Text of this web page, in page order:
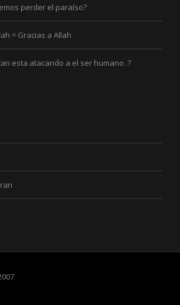
perder el paraíso?
= Gracias a Allah
esta atacando a el ser humano .?